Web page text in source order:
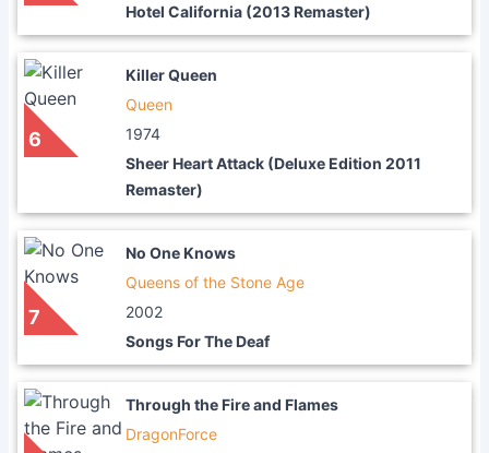
Hotel California (2013 Remaster)
6
Killer Queen
Queen
1974
Sheer Heart Attack (Deluxe Edition 2011
Remaster)
7
No One Knows
Queens of the Stone Age
2002
Songs For The Deaf
Through the Fire and Flames
DragonForce